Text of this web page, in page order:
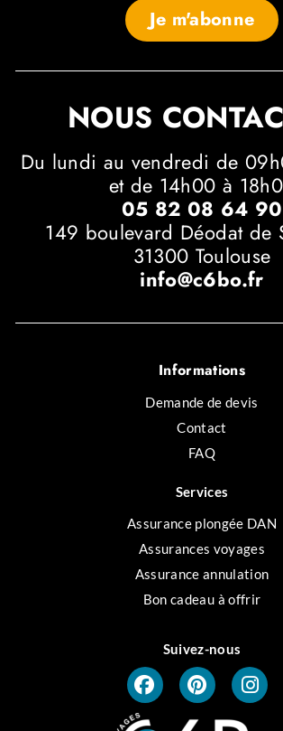
Je m'abonne
NOUS
Du lundi au vendredi de
et de 14h00 à
05 82 08 64 90
149 boulevard Déodat de
31300 Toulouse
info@c6bo.fr
Informations
Demande de devis
Contact
FAQ
Services
Assurance plongée DAN
Assurances voyages
Assurance annulation
Bon cadeau à offrir
Suivez-nous